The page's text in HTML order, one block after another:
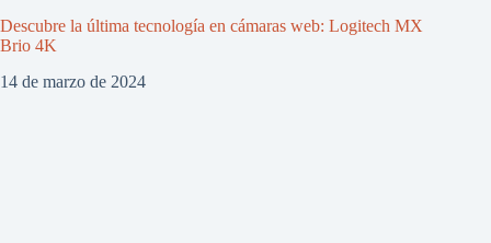
Descubre la última tecnología en cámaras web: Logitech MX
Brio 4K
14 de marzo de 2024